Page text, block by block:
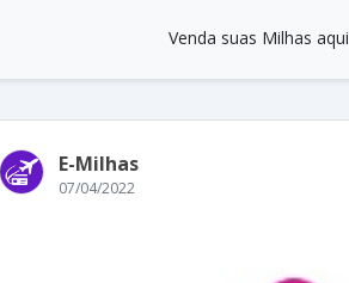
Venda suas Milhas aqui
E-Milhas
07/04/2022